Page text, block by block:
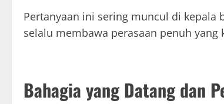
Pertanyaan ini sering muncul di kepala
selalu membawa perasaan penuh yang
Bahagia yang Datang dan